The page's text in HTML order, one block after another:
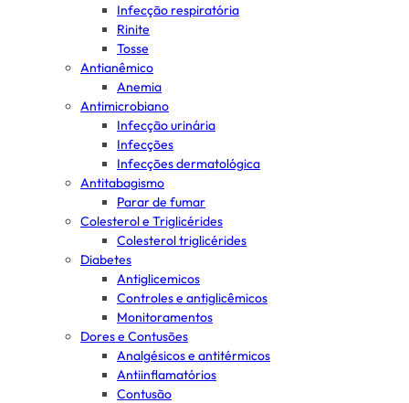
Infecção respiratória
Rinite
Tosse
Antianêmico
Anemia
Antimicrobiano
Infecção urinária
Infecções
Infecções dermatológica
Antitabagismo
Parar de fumar
Colesterol e Triglicérides
Colesterol triglicérides
Diabetes
Antiglicemicos
Controles e antiglicêmicos
Monitoramentos
Dores e Contusões
Analgésicos e antitérmicos
Antiinflamatórios
Contusão